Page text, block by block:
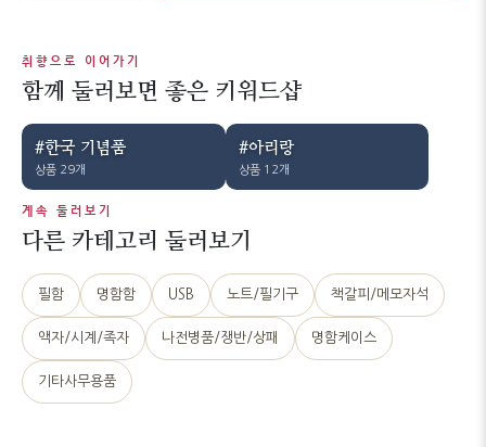
취향으로 이어가기
함께 둘러보면 좋은 키워드샵
#한국 기념품
상품 29개
#아리랑
상품 12개
계속 둘러보기
다른 카테고리 둘러보기
필함 명함함 USB 노트/필기구 책갈피/메모자석
액자/시계/족자 나전병품/쟁반/상패 명함케이스
기타사무용품